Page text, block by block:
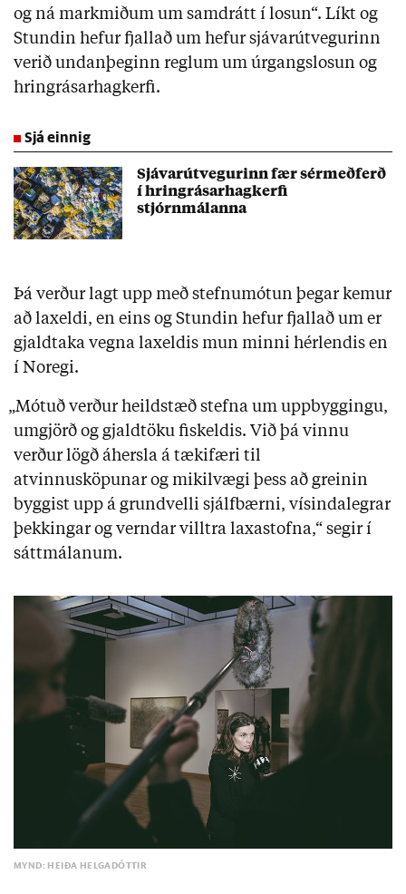
og ná markmiðum um samdrátt í losun“. Líkt og
Stundin hefur fjallað um hefur sjávarútvegurinn
verið undanþeginn reglum um úrgangslosun og
hringrásarhagkerfi.
Sjá einnig
Sjávarútvegurinn fær sérmeðferð
í hringrásarhagkerfi
stjórnmálanna
Þá verður lagt upp með stefnumótun þegar kemur
að laxeldi, en eins og Stundin hefur fjallað um er
gjaldtaka vegna laxeldis mun minni hérlendis en
í Noregi.
„Mótuð verður heildstæð stefna um uppbyggingu,
umgjörð og gjaldtöku fiskeldis. Við þá vinnu
verður lögð áhersla á tækifæri til
atvinnusköpunar og mikilvægi þess að greinin
byggist upp á grundvelli sjálfbærni, vísindalegrar
þekkingar og verndar villtra laxastofna,“ segir í
sáttmálanum.
MYND: HEIÐA HELGADÓTTIR